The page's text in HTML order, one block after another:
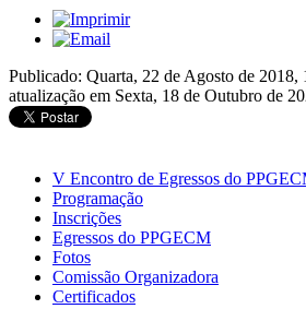
Publicado: Quarta, 22 de Agosto de 2018,
atualização em Sexta, 18 de Outubro de
V Encontro de Egressos do
Programação
Inscrições
Egressos do PPGECM
Fotos
Comissão Organizadora
Certificados